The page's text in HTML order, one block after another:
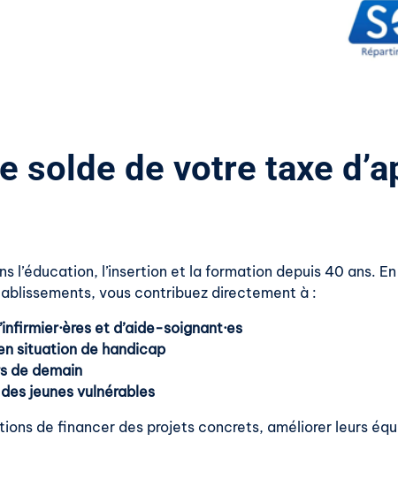
solde de votre taxe
l’éducation, l’insertion et la formation depuis 40 ans.
vous contribuez directement à :
et d’aide-soignant·es
situation de handicap
de demain
jeunes vulnérables
de financer des projets concrets, améliorer leurs